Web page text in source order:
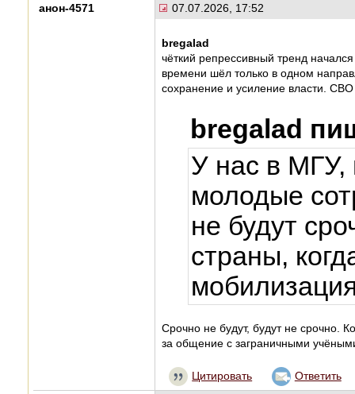
анон-4571 07.07.2026, 17:52
bregalad
чёткий репрессивный тренд
времени шёл только в одном
сохранение и усиление власти.
bregalad
У нас в МГУ,
молодые
не будут
страны,
Срочно не будут, будут не срочно.
за общение с заграничными
Цитировать Ответить